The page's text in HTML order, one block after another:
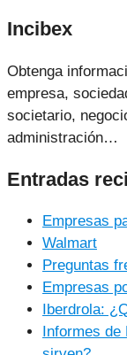
Incibex
Obtenga
empresa,
societario,
administración…
Entradas
Empresas
Walmart
Preguntas
Empresas
Iberdrola:
Informes de